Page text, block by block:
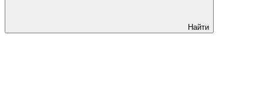
Найти